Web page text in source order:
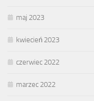
maj 2023
kwiecień 2023
czerwiec 2022
marzec 2022